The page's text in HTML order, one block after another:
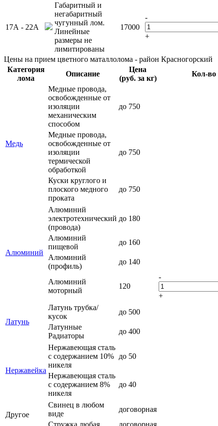
17А - 22А
Габаритный и
негабаритный
чугунный лом.
Линейные
размеры не
лимитированы
17000
-
+
Цены на прием цветного маталлолома - район Красногорский
Категория
лома
Описание
Цена
(руб. за кг)
Кол-во
Медь
Медные провода,
освобожденные от
изоляции
механическим
способом
до 750
Медные провода,
освобожденные от
изоляции
термической
обработкой
до 750
Куски круглого и
плоского медного
проката
до 750
Алюминий
Алюминий
электротехнический
(провода)
до 180
Алюминий
пищевой
до 160
Алюминий
(профиль)
до 140
Алюминий
моторный
120
-
+
Латунь
Латунь трубка/
кусок
до 500
Латунные
Радиаторы
до 400
Нержавейка
Нержавеющая сталь
с содержанием 10%
никеля
до 50
Нержавеющая сталь
с содержанием 8%
никеля
до 40
Другое
Свинец в любом
виде
договорная
Стружка любая
договорная